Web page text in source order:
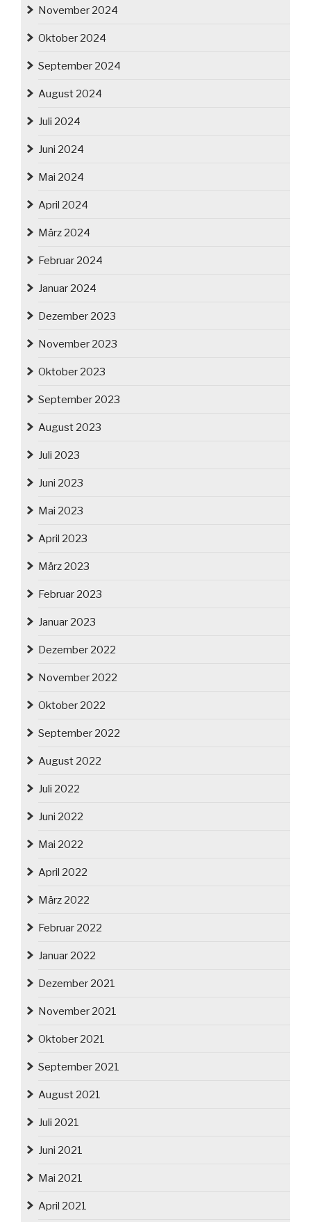
November 2024
Oktober 2024
September 2024
August 2024
Juli 2024
Juni 2024
Mai 2024
April 2024
März 2024
Februar 2024
Januar 2024
Dezember 2023
November 2023
Oktober 2023
September 2023
August 2023
Juli 2023
Juni 2023
Mai 2023
April 2023
März 2023
Februar 2023
Januar 2023
Dezember 2022
November 2022
Oktober 2022
September 2022
August 2022
Juli 2022
Juni 2022
Mai 2022
April 2022
März 2022
Februar 2022
Januar 2022
Dezember 2021
November 2021
Oktober 2021
September 2021
August 2021
Juli 2021
Juni 2021
Mai 2021
April 2021